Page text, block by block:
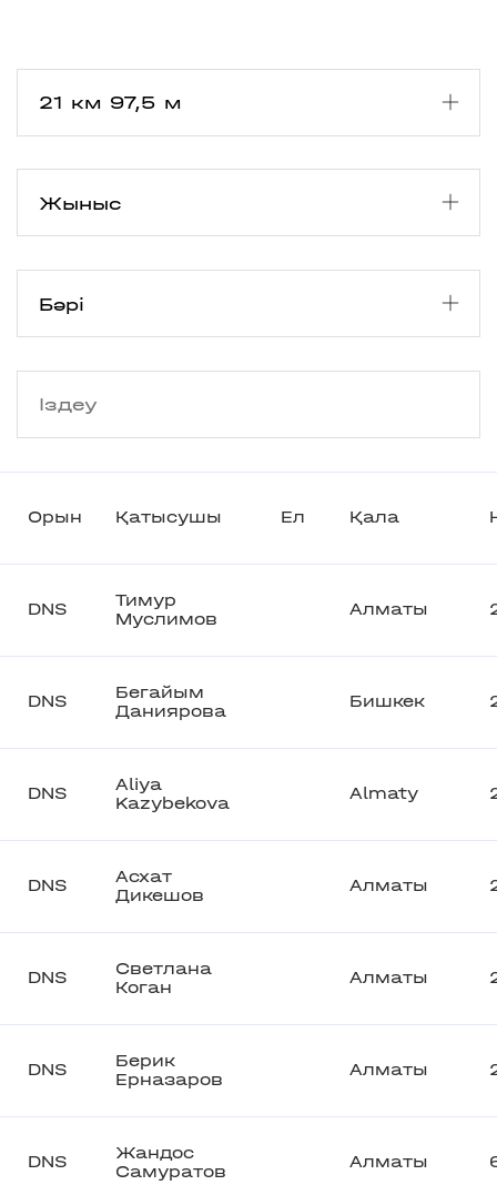
Орын Қатысушы Ел Қала
DNS
Тимур
Муслимов
Алматы
DNS
Бегайым
Даниярова
Бишкек
DNS
Aliya
Kazybekova
Almaty
DNS
Асхат
Дикешов
Алматы
DNS
Светлана
Коган
Алматы
DNS
Берик
Ерназаров
Алматы
DNS
Жандос
Самуратов
Алматы